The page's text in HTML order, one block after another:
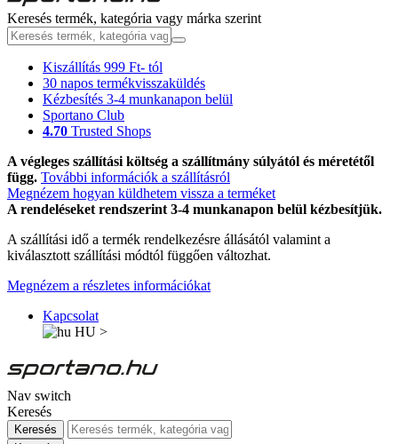
Keresés termék, kategória vagy márka szerint
Kiszállítás 999 Ft- tól
30 napos termékvisszaküldés
Kézbesítés 3-4 munkanapon belül
Sportano Club
4.70 Trusted Shops
A végleges szállítási költség a szállítmány súlyától és méretétől
függ. További információk a szállításról
Megnézem hogyan küldhetem vissza a terméket
A rendeléseket rendszerint 3-4 munkanapon belül kézbesítjük.
A szállítási idő a termék rendelkezésre állásától valamint a
kiválasztott szállítási módtól függően változhat.
Megnézem a részletes információkat
Kapcsolat
HU >
Nav switch
Keresés
Keresés